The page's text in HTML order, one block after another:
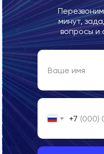
минут,
вопросы и
+7